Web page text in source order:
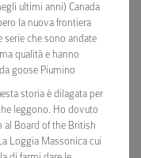
ultimi anni) Canada
la nuova frontiera
serie che sono andate
qualità e hanno
goose Piumino
storia è dilagata per
leggono. Ho dovuto
al Board of the British
Loggia Massonica cui